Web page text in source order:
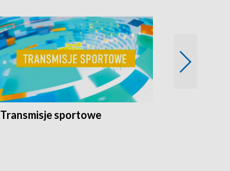
Transmisje sportowe